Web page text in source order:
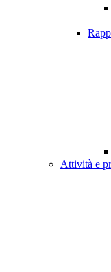
Attività e